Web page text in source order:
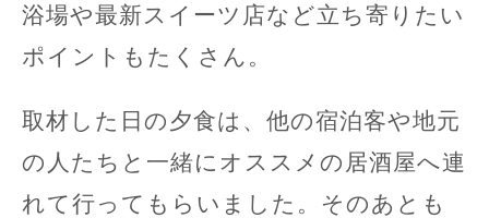
浴場や最新スイーツ店など立ち寄りたい
ポイントもたくさん。
取材した日の夕食は、他の宿泊客や地元
の人たちと一緒にオススメの居酒屋へ連
れて行ってもらいました。そのあとも